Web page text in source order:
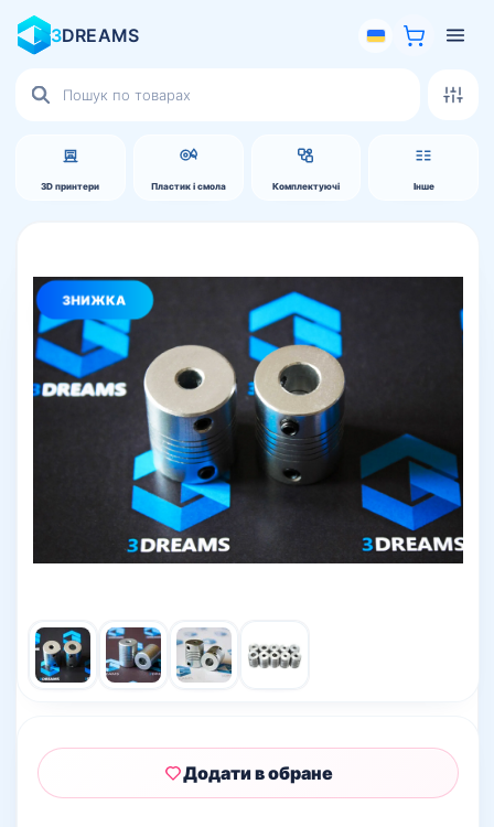
3DREAMS
3D принтери Пластик і смола Комплектуючі Інше
товарів
Додати в обране